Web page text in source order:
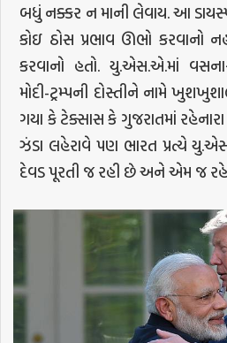
બધું નક્કર ન માની લેવાય. આ
કોઇ ઠોસ પ્રભાવ ઊભો કરવાનો
કરવાનો હતો. યુ.એસ.એ.માં
મોદી-ટ્રમ્પની દોસ્તીને નામે
ગયા કે ટેક્સાસ કે ગુજરાતમાં
ઝંડા લહેરાવે પણ ભારત પ્રત્યે
દેવડ પૂરતી જ રહી છે અને એમ જ